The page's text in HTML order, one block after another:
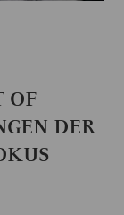
OF
DER